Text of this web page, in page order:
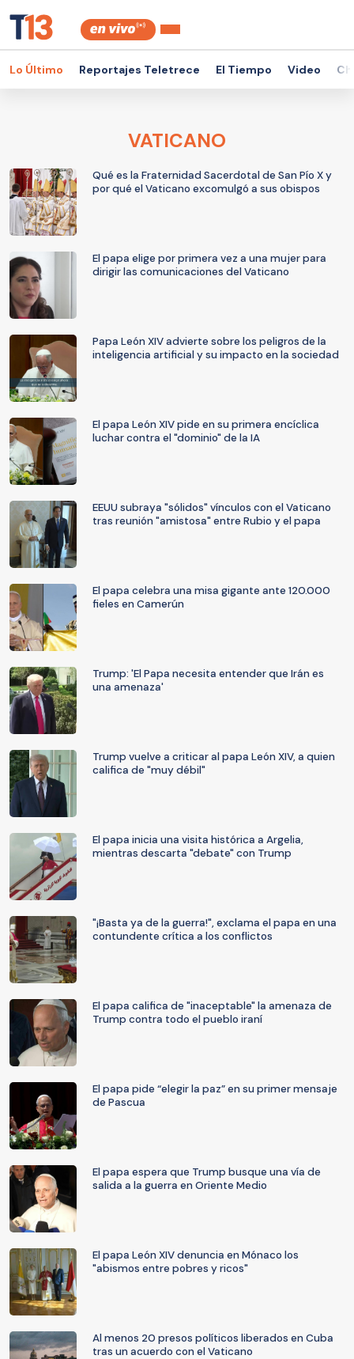
Lo Último Reportajes Teletrece El Tiempo Video
VATICANO
Qué es la Fraternidad Sacerdotal de San Pío X y
por qué el Vaticano excomulgó a sus obispos
El papa elige por primera vez a una mujer para
dirigir las comunicaciones del Vaticano
Papa León XIV advierte sobre los peligros de la
inteligencia artificial y su impacto en la sociedad
El papa León XIV pide en su primera encíclica
luchar contra el "dominio" de la IA
EEUU subraya "sólidos" vínculos con el Vaticano
tras reunión "amistosa" entre Rubio y el papa
El papa celebra una misa gigante ante 120.000
fieles en Camerún
Trump: 'El Papa necesita entender que Irán es
una amenaza'
Trump vuelve a criticar al papa León XIV, a quien
califica de "muy débil"
El papa inicia una visita histórica a Argelia,
mientras descarta "debate" con Trump
"¡Basta ya de la guerra!", exclama el papa en una
contundente crítica a los conflictos
El papa califica de "inaceptable" la amenaza de
Trump contra todo el pueblo iraní
El papa pide “elegir la paz” en su primer mensaje
de Pascua
El papa espera que Trump busque una vía de
salida a la guerra en Oriente Medio
El papa León XIV denuncia en Mónaco los
"abismos entre pobres y ricos"
Al menos 20 presos políticos liberados en Cuba
tras un acuerdo con el Vaticano